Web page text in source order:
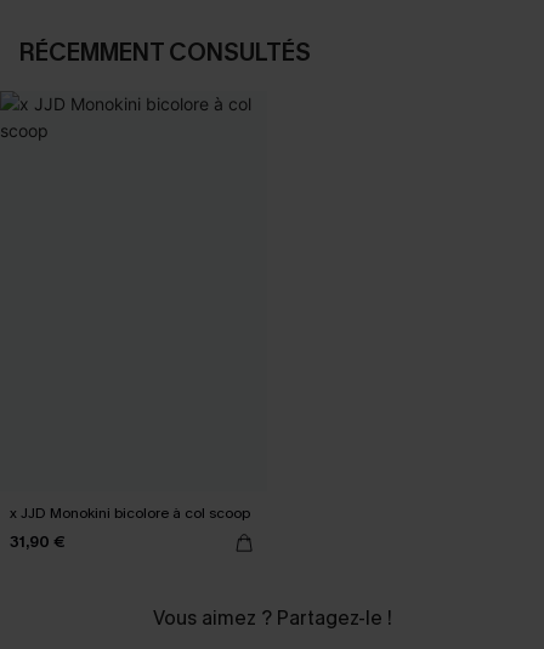
RÉCEMMENT CONSULTÉS
x JJD Monokini bicolore à col scoop
31,90 €
Vous aimez ? Partagez-le !